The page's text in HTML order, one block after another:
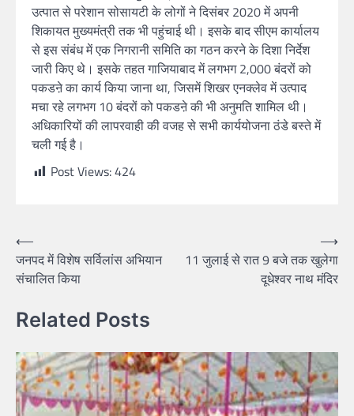
उत्पात से परेशान सोसायटी के लोगों ने दिसंबर 2020 में अपनी
शिकायत मुख्यमंत्री तक भी पहुंचाई थी। इसके बाद सीएम कार्यालय
से इस संबंध में एक निगरानी समिति का गठन करने के दिशा निर्देश
जारी किए थे। इसके तहत गाजियाबाद में लगभग 2,000 बंदरों को
पकडऩे का कार्य किया जाना था, जिसमें शिखर एनक्लेव में उत्पाद
मचा रहे लगभग 10 बंदरों को पकडऩे की भी अनुमति शामिल थी।
अधिकारियों की लापरवाही की वजह से सभी कार्ययोजना ठंडे बस्ते में
चली गई है।
Post Views:424
⟵
जनपद में विशेष सर्विलांस अभियान
संचालित किया
11 जुलाई से रात 9 बजे तक खुलेगा
दूधेश्वर नाथ मंदिर
⟶
Related Posts